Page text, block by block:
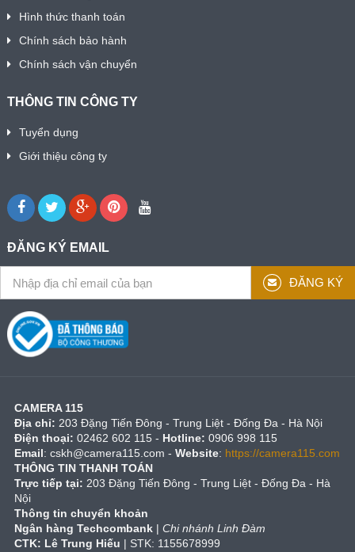
Hình thức thanh toán
Chính sách bảo hành
Chính sách vận chuyển
THÔNG TIN CÔNG TY
Tuyển dụng
Giới thiệu công ty
ĐĂNG KÝ EMAIL
ĐĂNG KÝ
CAMERA 115
Địa chỉ: 203 Đặng Tiến Đông - Trung Liệt - Đống Đa - Hà Nội
Điện thoại: 02462 602 115 - Hotline: 0906 998 115
Email: cskh@camera115.com - Website: https://camera115.com
THÔNG TIN THANH TOÁN
Trực tiếp tại: 203 Đặng Tiến Đông - Trung Liệt - Đống Đa - Hà
Nội
Thông tin chuyển khoản
Ngân hàng Techcombank | Chi nhánh Linh Đàm
CTK: Lê Trung Hiếu | STK: 1155678999